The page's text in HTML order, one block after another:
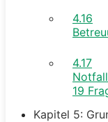
4.16
4.17
19
Kapitel 5: